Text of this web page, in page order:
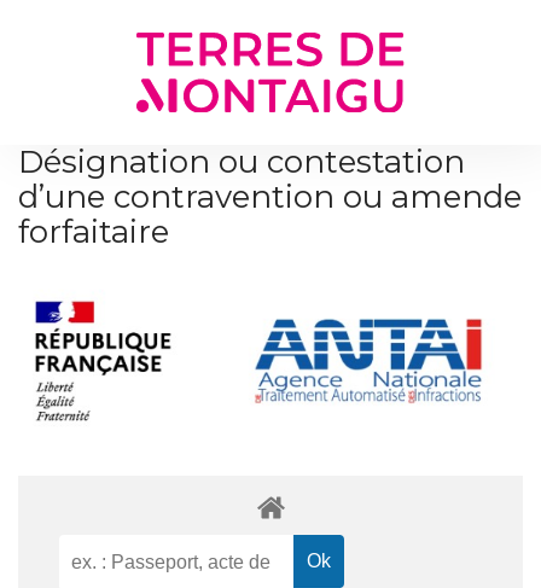
Désignation ou contestation
d’une contravention ou amende
forfaitaire